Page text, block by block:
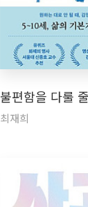
불편함을 다룰
최재희